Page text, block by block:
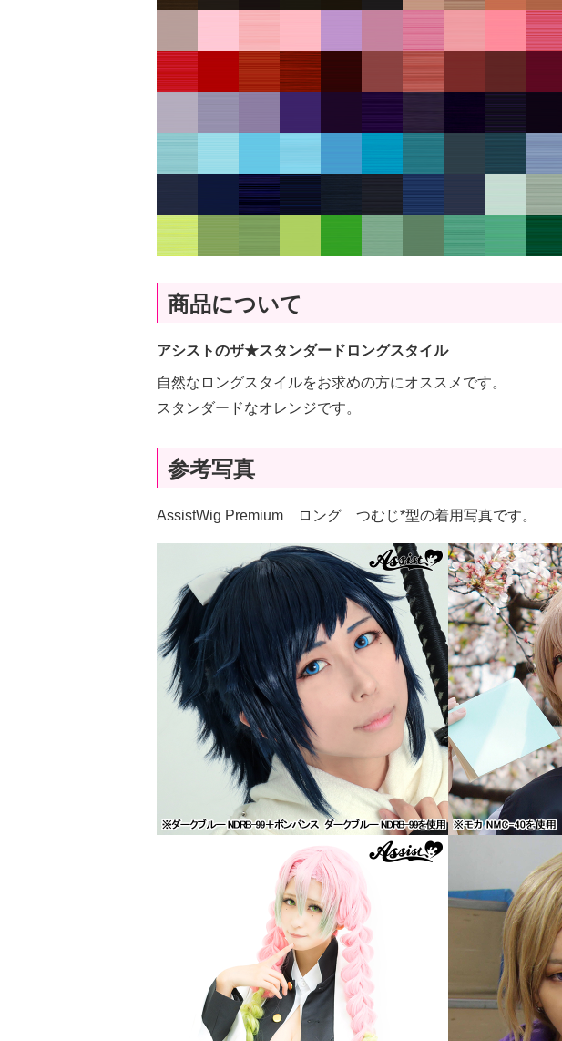
商品について
アシストのザ★スタンダードロングスタイル
自然なロングスタイルをお求めの方にオススメです。
スタンダードなオレンジです。
参考写真
AssistWig Premium ロング つむじ*型の着用写真です。